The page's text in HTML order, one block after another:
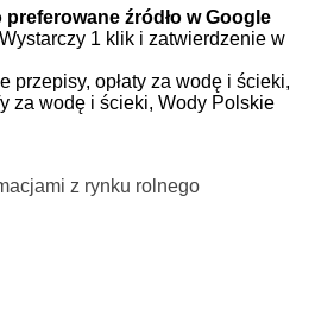
źródło w Google
1 klik i zatwierdzenie w
przepisy, opłaty za wodę i ścieki,
za wodę i ścieki, Wody Polskie
z rynku rolnego